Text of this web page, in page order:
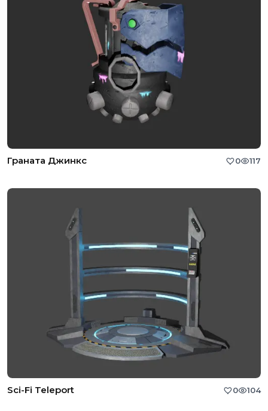
Граната Джинкс 0 117
Sci-Fi Teleport 0 104